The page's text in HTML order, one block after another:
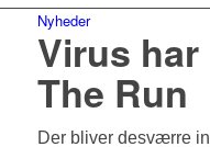
Nyheder
Virus har
The Run
Der bliver desværre